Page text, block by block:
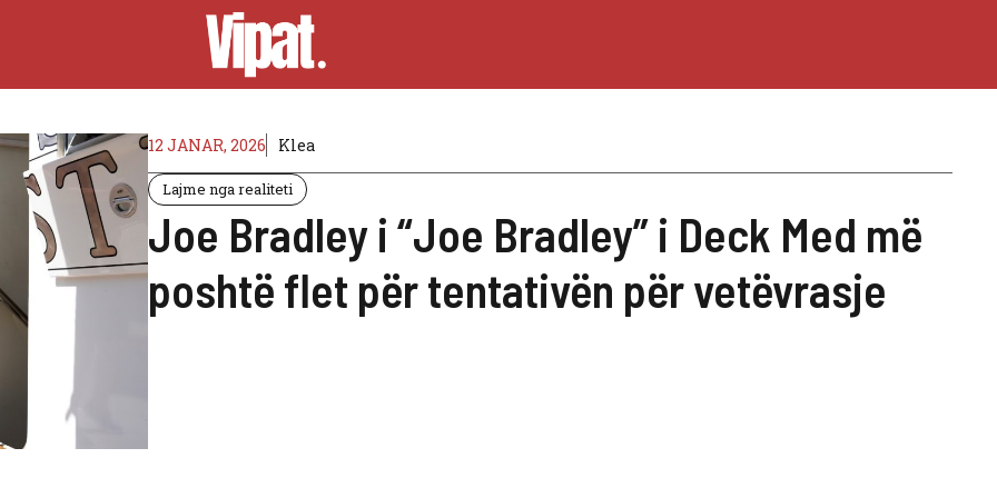
12 JANAR, 2026 Klea
Lajme nga realiteti
Joe Bradley i “Joe Bradley” i Deck Med më
poshtë flet për tentativën për vetëvrasje